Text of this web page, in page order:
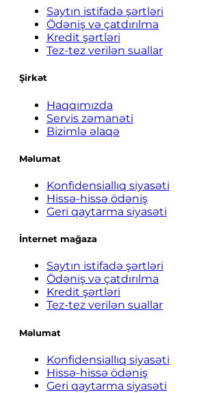
Saytın istifadə şərtləri
Ödəniş və çatdırılma
Kredit şərtləri
Tez-tez verilən suallar
Şirkət
Haqqımızda
Servis zəmanəti
Bizimlə əlaqə
Məlumat
Konfidensiallıq siyasəti
Hissə-hissə ödəniş
Geri qaytarma siyasəti
İnternet mağaza
Saytın istifadə şərtləri
Ödəniş və çatdırılma
Kredit şərtləri
Tez-tez verilən suallar
Məlumat
Konfidensiallıq siyasəti
Hissə-hissə ödəniş
Geri qaytarma siyasəti